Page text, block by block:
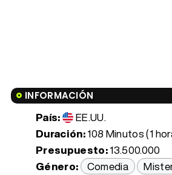
INFORMACIÓN
País:
EE.UU.
Duración:108 Minutos (1
Presupuesto:13.500.000
Género: Comedia